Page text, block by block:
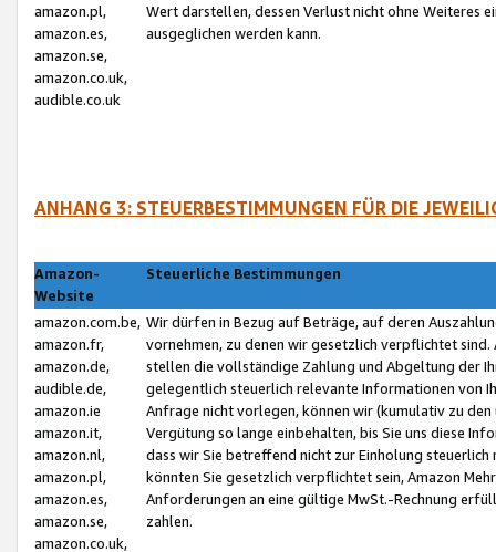
amazon.pl,
amazon.es,
amazon.se,
amazon.co.uk,
audible.co.uk
Wert darstellen, dessen Verlust nicht ohne Weiteres
ausgeglichen werden kann.
ANHANG 3: STEUERBESTIMMUNGEN FÜR DIE
Amazon-
Website
Steuerliche Bestimmungen
amazon.com.be,
amazon.fr,
amazon.de,
audible.de,
amazon.ie
amazon.it,
amazon.nl,
amazon.pl,
amazon.es,
amazon.se,
amazon.co.uk,
Wir dürfen in Bezug auf Beträge, auf deren
vornehmen, zu denen wir gesetzlich verpflichtet
stellen die vollständige Zahlung und Abgeltung der
gelegentlich steuerlich relevante Informationen von
Anfrage nicht vorlegen, können wir (kumulativ zu
Vergütung so lange einbehalten, bis Sie uns diese
dass wir Sie betreffend nicht zur Einholung
könnten Sie gesetzlich verpflichtet sein, Amazon
Anforderungen an eine gültige MwSt.-Rechnung
zahlen.